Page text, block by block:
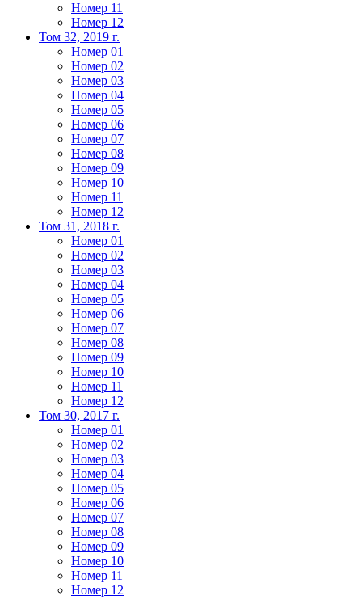
Номер 11
Номер 12
Том 32, 2019 г.
Номер 01
Номер 02
Номер 03
Номер 04
Номер 05
Номер 06
Номер 07
Номер 08
Номер 09
Номер 10
Номер 11
Номер 12
Том 31, 2018 г.
Номер 01
Номер 02
Номер 03
Номер 04
Номер 05
Номер 06
Номер 07
Номер 08
Номер 09
Номер 10
Номер 11
Номер 12
Том 30, 2017 г.
Номер 01
Номер 02
Номер 03
Номер 04
Номер 05
Номер 06
Номер 07
Номер 08
Номер 09
Номер 10
Номер 11
Номер 12